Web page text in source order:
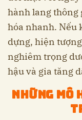
hành lang
hóa nhanh. Nếu
dựng, hiện
nghiêm trọng
hậu và gia tăng
Những